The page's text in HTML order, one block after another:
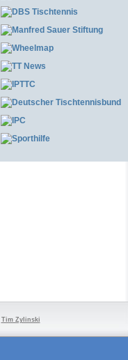
Tim Zylinski